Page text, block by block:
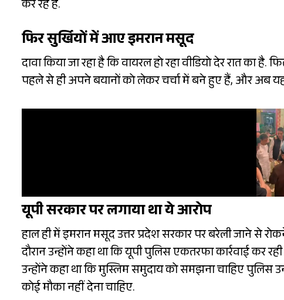
कर रहे हैं.
फिर सुर्खियों में आए इमरान मसूद
दावा किया जा रहा है कि वायरल हो रहा वीडियो देर रात का
पहले से ही अपने बयानों को लेकर चर्चा में बने हुए हैं, और अब यह
यूपी सरकार पर लगाया था ये आरोप
हाल ही में इमरान मसूद उत्तर प्रदेश सरकार पर बरेली जाने से
दौरान उन्होंने कहा था कि यूपी पुलिस एकतरफा कार्रवाई कर
उन्होंने कहा था कि मुस्लिम समुदाय को समझना चाहिए पुलिस
कोई मौका नहीं देना चाहिए.